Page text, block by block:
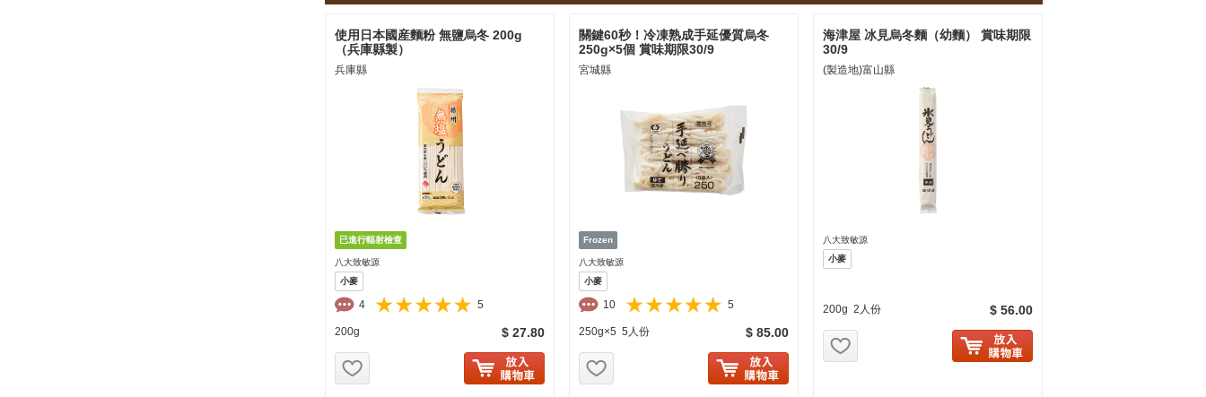
使用日本國産麵粉 無鹽烏冬 200g
（兵庫縣製）
兵庫縣
八大致敏源
小麥
4 5
200g $ 27.80
關鍵60秒！冷凍熟成手延優質烏冬
250g×5個 賞味期限30/9
宮城縣
八大致敏源
小麥
10 5
250g×5 5人份 $ 85.00
海津屋 冰見烏冬麵（幼麵） 賞味期限
30/9
(製造地)富山縣
八大致敏源
小麥
200g 2人份 $ 56.00